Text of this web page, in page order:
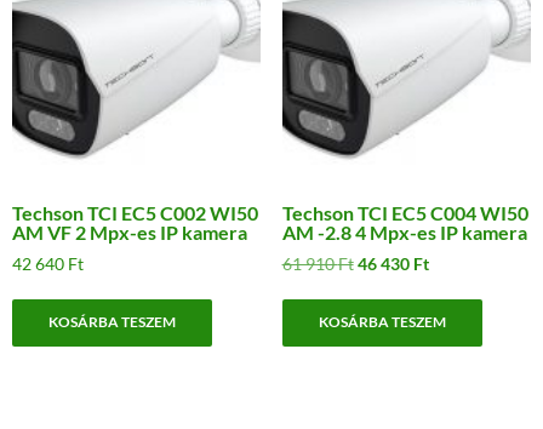
Techson TCI EC5 C002 WI50
AM VF 2 Mpx-es IP kamera
42 640 Ft
KOSÁRBA TESZEM
Techson TCI EC5 C004 WI50
AM -2.8 4 Mpx-es IP kamera
61 910Ft Original
was:
46 430 FtCurrent
KOSÁRBA TESZEM